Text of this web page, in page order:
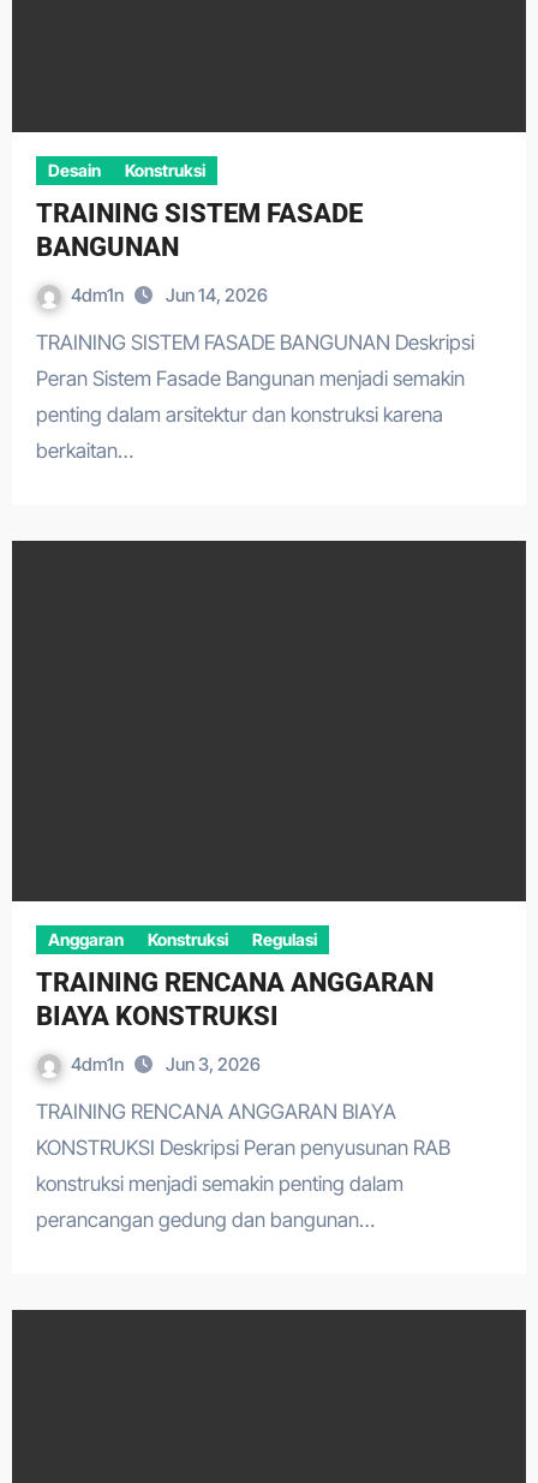
Desain Konstruksi
TRAINING SISTEM FASADE
BANGUNAN
4dm1n Jun 14, 2026
TRAINING SISTEM FASADE BANGUNAN Deskripsi
Peran Sistem Fasade Bangunan menjadi semakin
penting dalam arsitektur dan konstruksi karena
berkaitan…
Anggaran Konstruksi Regulasi
TRAINING RENCANA ANGGARAN
BIAYA KONSTRUKSI
4dm1n Jun 3, 2026
TRAINING RENCANA ANGGARAN BIAYA
KONSTRUKSI Deskripsi Peran penyusunan RAB
konstruksi menjadi semakin penting dalam
perancangan gedung dan bangunan…